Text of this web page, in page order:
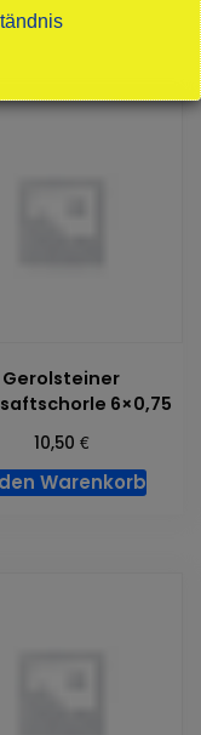
Gerolsteiner
6×0,75
10,50 €
Warenkorb